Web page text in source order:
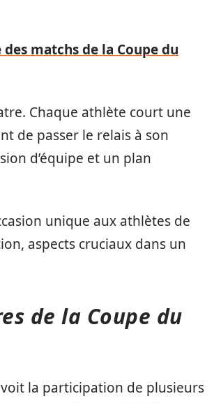
matchs de la Coupe du
Chaque athlète court une
de passer le relais à son
d’équipe et un plan
unique aux athlètes de
aspects cruciaux dans un
de la Coupe du
la participation de plusieurs